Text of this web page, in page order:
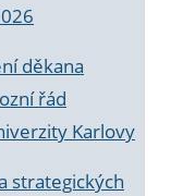
děkana
řád
Karlovy
strategických